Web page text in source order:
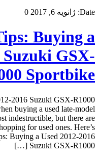
Date: ژانویه 6, 2017 0
Buying a
Suzuki GSX-
Sportbike
2016 Suzuki GSX-R1000
buying a used late-model
indestructible, but there are
for used ones. Here’s
Buying a Used 2012-2016
Suzuki GSX-R1000 […]